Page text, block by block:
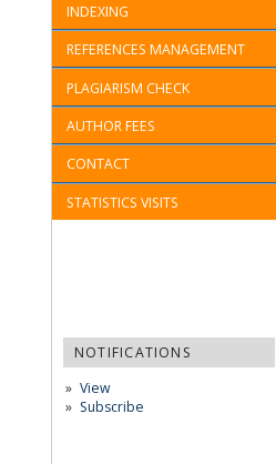
INDEXING
REFERENCES MANAGEMENT
PLAGIARISM CHECK
AUTHOR FEES
CONTACT
STATISTICS VISITS
NOTIFICATIONS
View
Subscribe